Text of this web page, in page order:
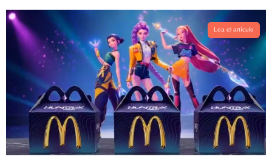
i
t
t
e
a
s
p
Lea el artículo